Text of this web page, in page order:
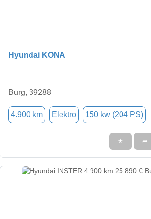
Hyundai KONA
Burg, 39288
4.900 km Elektro 150 kw (204 PS)
★ ➦